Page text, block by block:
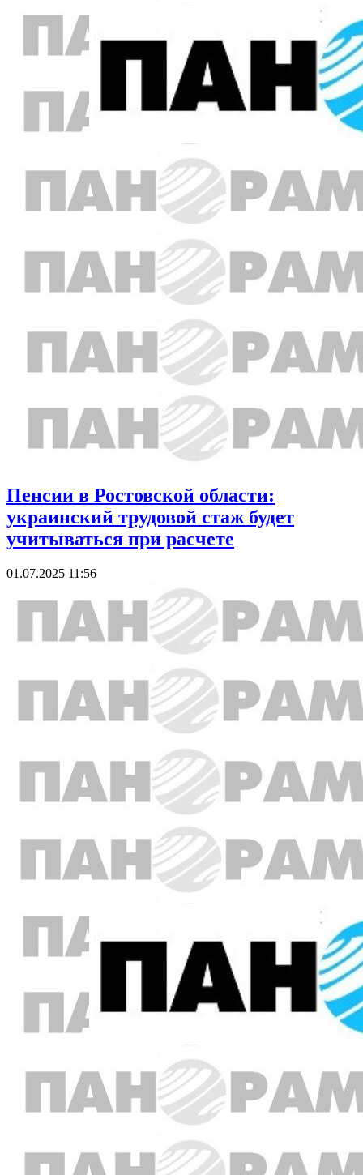
Пенсии в Ростовской области:
украинский трудовой стаж будет
учитываться при расчете
01.07.2025 11:56